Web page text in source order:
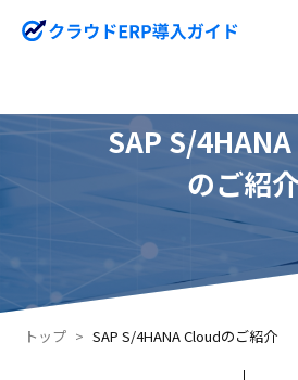
SAP S/
のご紹
トップ SAP S/4HANA Cloudのご紹介​